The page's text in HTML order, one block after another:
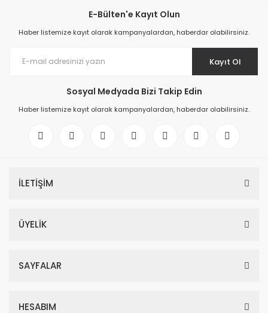
E-Bülten'e Kayıt Olun
Haber listemize kayıt olarak kampanyalardan, haberdar olabilirsiniz.
Kayıt Ol
Sosyal Medyada Bizi Takip Edin
Haber listemize kayıt olarak kampanyalardan, haberdar olabilirsiniz.
İLETİŞİM
ÜYELİK
SAYFALAR
HESABIM